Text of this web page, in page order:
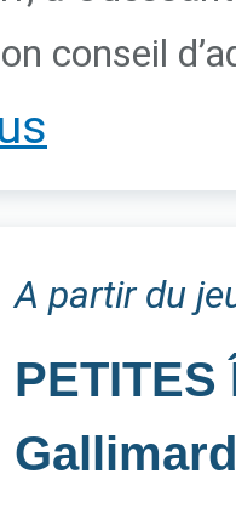
conseil
A partir du
Gallimard